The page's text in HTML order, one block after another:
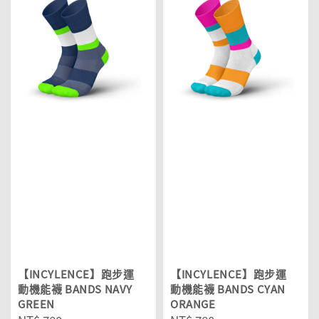
【INCYLENCE】跑步運
動機能襪 BANDS NAVY
GREEN
【INCYLENCE】跑步運
動機能襪 BANDS CYAN
ORANGE